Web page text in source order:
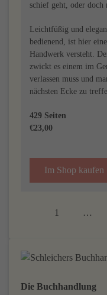
schief geht, oder doch
Leichtfüßig und
bedienend, ist hier
Handwerk versteht.
zwickt es einem im
verlassen muss und
nächsten Ecke zu
429 Seiten
€23,00
Im Shop kaufen
1 …
Die Buchhandlung